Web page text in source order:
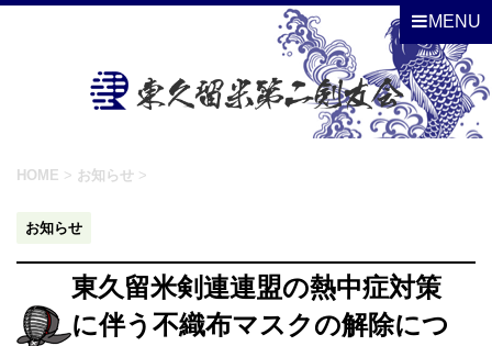
MENU
HOME > お知らせ >
お知らせ
東久留米剣連連盟の熱中症対策
に伴う不織布マスクの解除につ